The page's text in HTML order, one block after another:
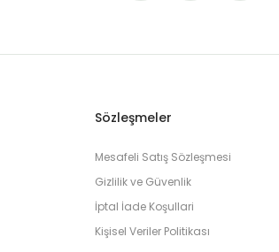
Sözleşmeler
Mesafeli Satış Sözleşmesi
Gizlilik ve Güvenlik
İptal İade Koşullari
Kişisel Veriler Politikası